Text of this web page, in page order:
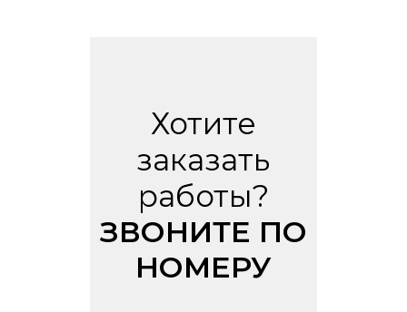
Хотите
заказать
работы?
ЗВОНИТЕ ПО
НОМЕРУ